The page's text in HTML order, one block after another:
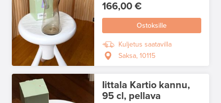
166,00 €
Ostoksille
Kuljetus saatavilla
Saksa, 10115
Iittala Kartio kannu,
95 cl, pellava